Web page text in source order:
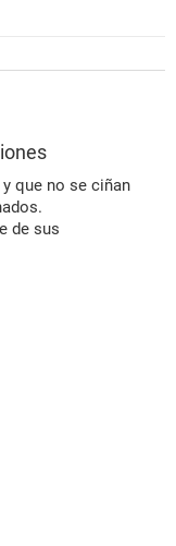
que no se ciñan
de sus